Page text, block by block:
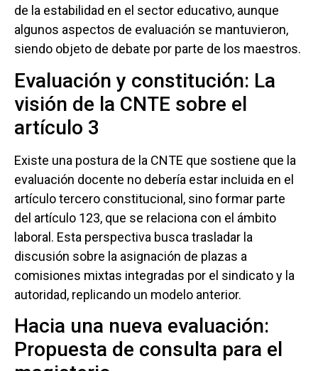
de la estabilidad en el sector educativo, aunque
algunos aspectos de evaluación se mantuvieron,
siendo objeto de debate por parte de los maestros.
Evaluación y constitución: La
visión de la CNTE sobre el
artículo 3
Existe una postura de la CNTE que sostiene que la
evaluación docente no debería estar incluida en el
artículo tercero constitucional, sino formar parte
del artículo 123, que se relaciona con el ámbito
laboral. Esta perspectiva busca trasladar la
discusión sobre la asignación de plazas a
comisiones mixtas integradas por el sindicato y la
autoridad, replicando un modelo anterior.
Hacia una nueva evaluación:
Propuesta de consulta para el